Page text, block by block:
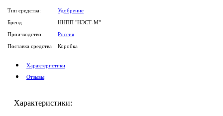
Тип средства:
Удобрение
Бренд
ННПП "НЭСТ-М"
Производство:
Россия
Поставка средства
Коробка
Характеристики
Отзывы
Характеристики: